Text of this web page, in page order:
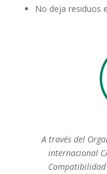
No deja residuos
A través del
internacional
Compatibilidad